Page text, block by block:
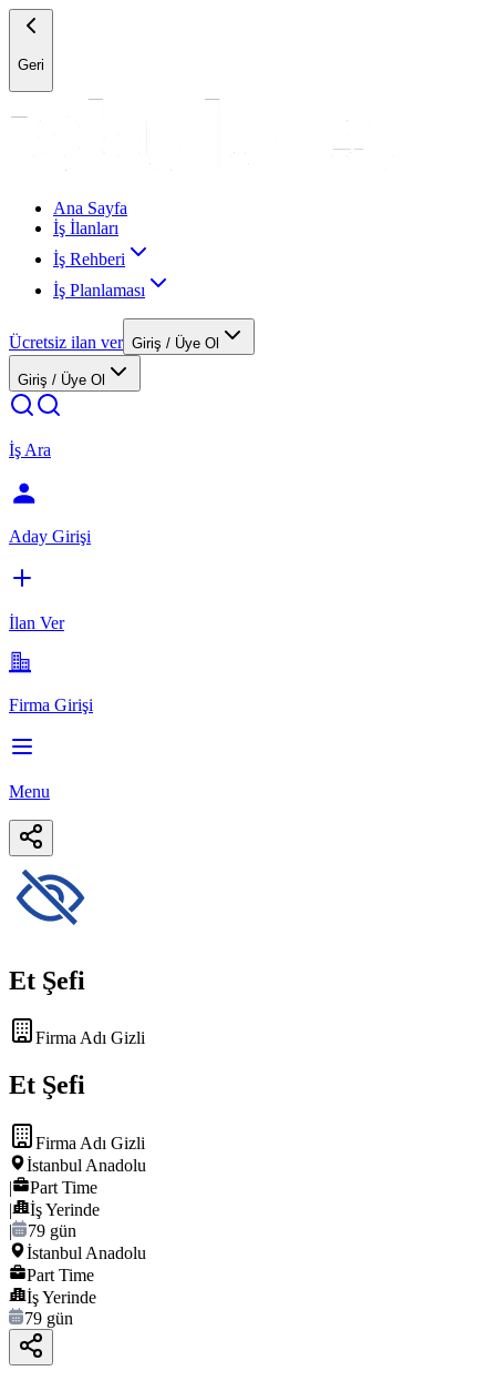
Geri
Ana Sayfa
İş İlanları
İş Rehberi
İş Planlaması
Ücretsiz ilan ver Giriş / Üye Ol
Giriş / Üye Ol
İş Ara
Aday Girişi
İlan Ver
Firma Girişi
Menu
Et Şefi
Firma Adı Gizli
Et Şefi
Firma Adı Gizli
İstanbul Anadolu
|
Part Time
|
İş Yerinde
|
79 gün
İstanbul Anadolu
Part Time
İş Yerinde
79 gün